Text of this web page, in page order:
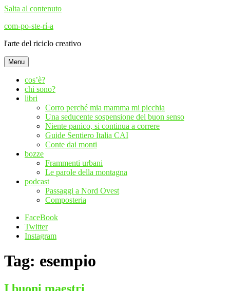
Salta al contenuto
com-po-ste-rí-a
l'arte del riciclo creativo
Menu
cos’è?
chi sono?
libri
Corro perché mia mamma mi picchia
Una seducente sospensione del buon senso
Niente panico, si continua a correre
Guide Sentiero Italia CAI
Conte dai monti
bozze
Frammenti urbani
Le parole della montagna
podcast
Passaggi a Nord Ovest
Composteria
FaceBook
Twitter
Instagram
Tag: esempio